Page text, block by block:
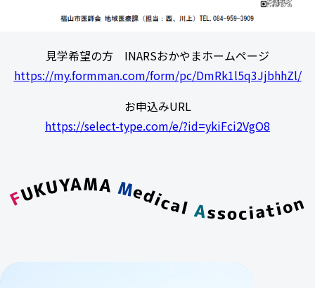
見学希望の方 INARSおかやまホームページ
https://my.formman.com/form/pc/DmRk1l5q3JjbhhZl/
お申込みURL
https://select-type.com/e/?id=ykiFci2VgO8